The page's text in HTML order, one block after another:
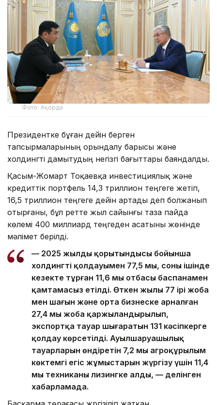
Фото: Ақорда
Президентке бұған дейін берген
тапсырмаларының орындалу барысы және
холдингті дамытудың негізгі бағыттары баяндалды.
Қасым-Жомарт Тоқаевқа инвестициялық және
кредиттік портфель 14,3 триллион теңгеге жетіп,
16,5 триллион теңгеге дейін артады деп болжанып
отырғаны, бұл ретте жыл сайынғы таза пайда
көлемі 400 миллиард теңгеден асатыны жөнінде
мәлімет берілді.
— 2025 жылдың қорытындысы бойынша
холдингтің қолдауымен 77,5 мың, соның ішінде
кезекте тұрған 11,6 мың отбасы баспанамен
қамтамасыз етілді. Өткен жылы 77 ірі жоба
мен шағын және орта бизнеске арналған
27,4 мың жоба қаржыландырылып,
экспортқа тауар шығаратын 131 кәсіпкерге
қолдау көрсетілді. Ауылшаруашылық
тауарларын өндіретін 7,2 мың агроқұрылым
көктемгі егіс жұмыстарын жүргізу үшін 11,4
мың техниканы лизингке алды, — делінген
хабарламада.